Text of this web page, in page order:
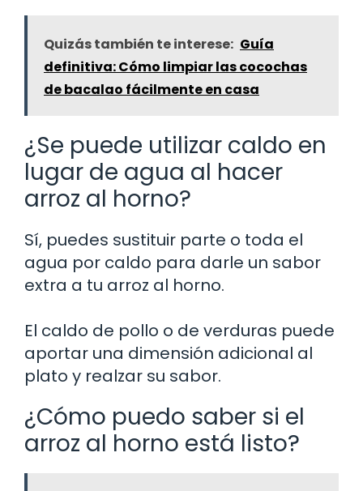
Quizás también te interese: Guía
definitiva: Cómo limpiar las cocochas
de bacalao fácilmente en casa
¿Se puede utilizar caldo en
lugar de agua al hacer
arroz al horno?
Sí, puedes sustituir parte o toda el
agua por caldo para darle un sabor
extra a tu arroz al horno.
El caldo de pollo o de verduras puede
aportar una dimensión adicional al
plato y realzar su sabor.
¿Cómo puedo saber si el
arroz al horno está listo?